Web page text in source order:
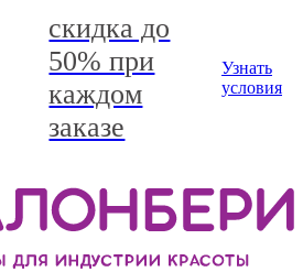
скидка до
50% при
каждом
заказе
Узнать
условия